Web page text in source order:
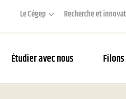
Le Cégep Recherche et
Étudier avec nous